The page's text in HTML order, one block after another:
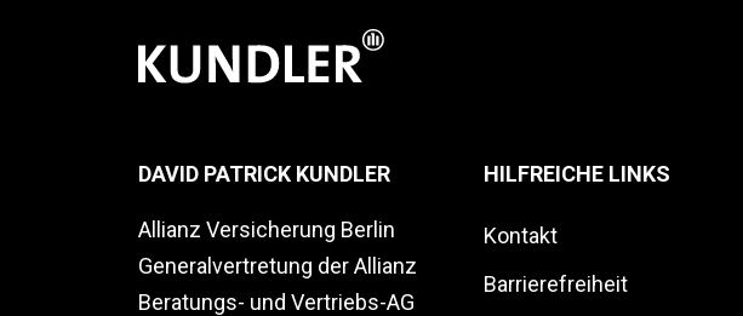
DAVID PATRICK KUNDLER
Allianz Versicherung Berlin
Generalvertretung der Allianz
Beratungs- und Vertriebs-AG
HILFREICHE LINKS
Kontakt
Barrierefreiheit